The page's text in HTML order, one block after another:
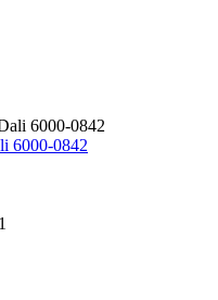
6000-0842